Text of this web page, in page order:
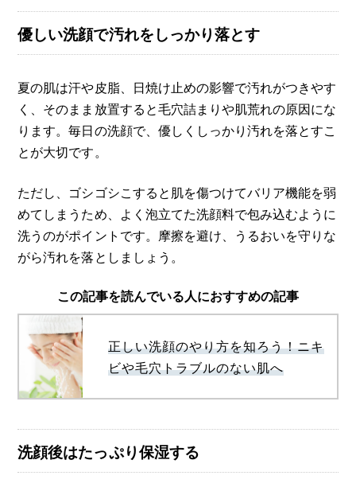
優しい洗顔で汚れをしっかり落とす
夏の肌は汗や皮脂、日焼け止めの影響で汚れがつきやす
く、そのまま放置すると毛穴詰まりや肌荒れの原因にな
ります。毎日の洗顔で、優しくしっかり汚れを落とすこ
とが大切です。
ただし、ゴシゴシこすると肌を傷つけてバリア機能を弱
めてしまうため、よく泡立てた洗顔料で包み込むように
洗うのがポイントです。摩擦を避け、うるおいを守りな
がら汚れを落としましょう。
この記事を読んでいる人におすすめの記事
正しい洗顔のやり方を知ろう！ニキ
ビや毛穴トラブルのない肌へ
洗顔後はたっぷり保湿する